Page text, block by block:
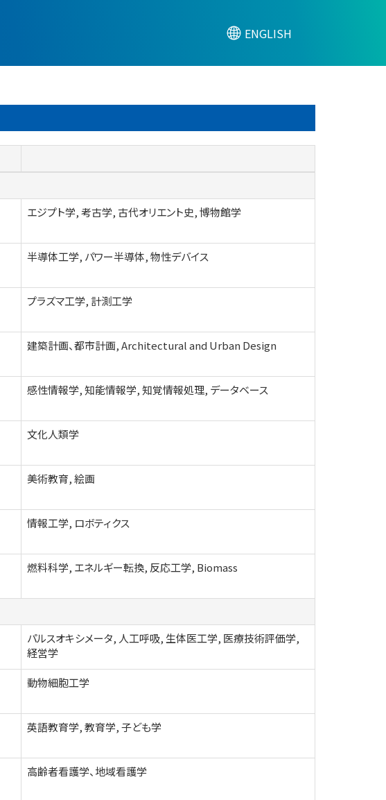
ENGLISH
エジプト学, 考古学, 古代オリエント史, 博物館学
半導体工学, パワー半導体, 物性デバイス
プラズマ工学, 計測工学
建築計画、都市計画, Architectural and Urban Design
感性情報学, 知能情報学, 知覚情報処理, データベース
文化人類学
美術教育, 絵画
情報工学, ロボティクス
燃料科学, エネルギー転換, 反応工学, Biomass
パルスオキシメータ, 人工呼吸, 生体医工学, 医療技術評価学,
経営学
動物細胞工学
英語教育学, 教育学, 子ども学
高齢者看護学、地域看護学